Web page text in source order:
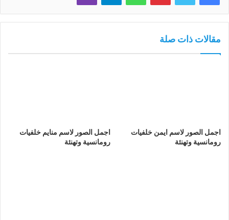
مقالات ذات صلة
اجمل الصور لاسم ايمن خلفيات
رومانسية وتهنئة
اجمل الصور لاسم منايم خلفيات
رومانسية وتهنئة